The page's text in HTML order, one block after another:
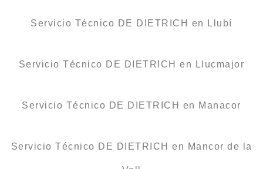
Servicio Técnico DE DIETRICH en Llubí
Servicio Técnico DE DIETRICH en Llucmajor
Servicio Técnico DE DIETRICH en Manacor
Servicio Técnico DE DIETRICH en Mancor de la